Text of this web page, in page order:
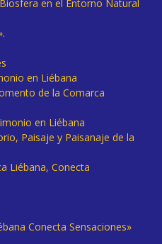
en el Entorno Natural
en Liébana
de la Comarca
en Liébana
Paisaje y Paisanaje de la
Liébana, Conecta
Conecta Sensaciones»